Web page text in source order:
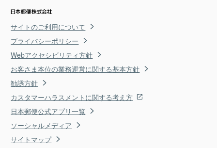
サイトのご利用について
プライバシーポリシー
Webアクセシビリティ方針
お客さま本位の業務運営に関する基本方針
勧誘方針
カスタマーハラスメントに関する考え方
日本郵便公式アプリ一覧
ソーシャルメディア
サイトマップ